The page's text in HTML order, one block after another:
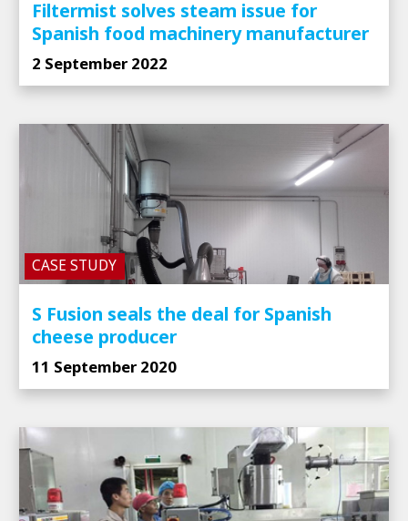
Filtermist solves steam issue for
Spanish food machinery manufacturer
2 September 2022
CASE STUDY
S Fusion seals the deal for Spanish
cheese producer
11 September 2020